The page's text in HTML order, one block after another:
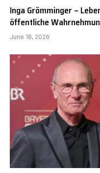
Inga Grömminger –
öffentliche
June 18, 2026